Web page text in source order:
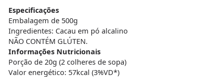
Especificações
Embalagem de 500g
Ingredientes: Cacau em pó alcalino
NÃO CONTÉM GLÚTEN.
Informações Nutricionais
Porção de 20g (2 colheres de sopa)
Valor energético: 57kcal (3%VD*)